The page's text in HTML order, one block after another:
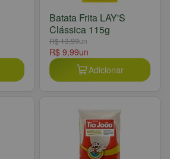
Batata Frita LAY'S
Clássica 115g
R$ 13,99un
R$ 9,99un
Adicionar